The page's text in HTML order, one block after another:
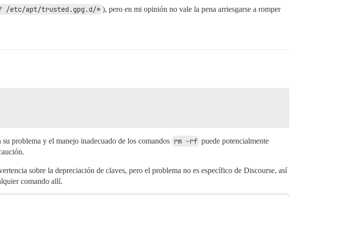
/etc/apt/trusted.gpg.d/* ), pero en mi opinión no vale la pena arriesgarse a romper
problema y el manejo inadecuado de los comandos rm -rf puede potencialmente
sobre la depreciación de claves, pero el problema no es específico de Discourse, así
comando allí.